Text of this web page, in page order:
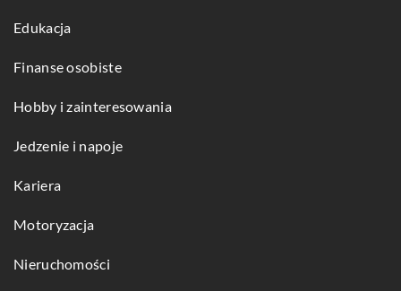
Edukacja
Finanse osobiste
Hobby i zainteresowania
Jedzenie i napoje
Kariera
Motoryzacja
Nieruchomości